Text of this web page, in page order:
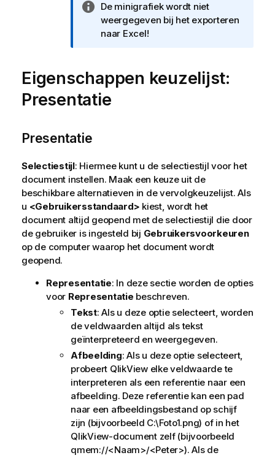
I
n
f
m
a
t
De minigrafiek wordt niet
weergegeven bij het exporteren
naar Excel!
Eigenschappen keuzelijst:
Presentatie
Presentatie
Selectiestijl: Hiermee kunt u de selectiestijl voor het
document instellen. Maak een keuze uit de
beschikbare alternatieven in de vervolgkeuzelijst. Als
u <Gebruikersstandaard> kiest, wordt het
document altijd geopend met de selectiestijl die door
de gebruiker is ingesteld bij Gebruikersvoorkeuren
op de computer waarop het document wordt
geopend.
Representatie: In deze sectie worden de opties
voor Representatie beschreven.
Tekst: Als u deze optie selecteert, worden
de veldwaarden altijd als tekst
geïnterpreteerd en weergegeven.
Afbeelding: Als u deze optie selecteert,
probeert QlikView elke veldwaarde te
interpreteren als een referentie naar een
afbeelding. Deze referentie kan een pad
naar een afbeeldingsbestand op schijf
zijn (bijvoorbeeld C:\Foto1.png) of in het
QlikView-document zelf (bijvoorbeeld
qmem://<Naam>/<Peter>). Als de